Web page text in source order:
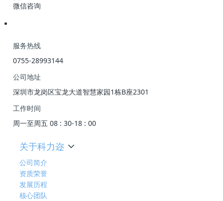
微信咨询
服务热线
0755-28993144
公司地址
深圳市龙岗区宝龙大道智慧家园1栋B座2301
工作时间
周一至周五 08 : 30-18 : 00
关于科力迩
公司简介
资质荣誉
发展历程
核心团队